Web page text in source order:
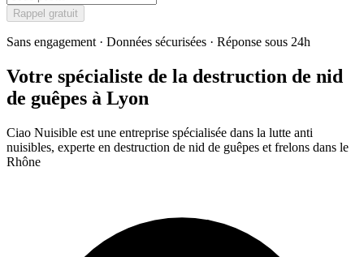
Rappel gratuit
Sans engagement · Données sécurisées · Réponse sous 24h
Votre spécialiste de la destruction de nid
de guêpes à Lyon
Ciao Nuisible est une entreprise spécialisée dans la lutte anti
nuisibles, experte en destruction de nid de guêpes et frelons dans le
Rhône